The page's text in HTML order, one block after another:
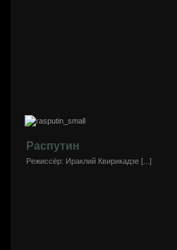
Распутин
Режиссёр: Ираклий Квирикадзе [...]